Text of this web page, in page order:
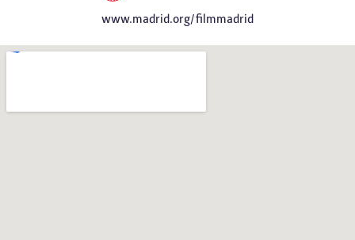
www.madrid.org/filmmadrid